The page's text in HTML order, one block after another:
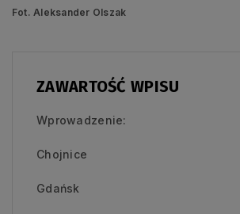
Fot. Aleksander Olszak
ZAWARTOŚĆ WPISU
Wprowadzenie:
Chojnice
Gdańsk